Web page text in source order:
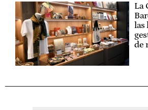
La
las
de